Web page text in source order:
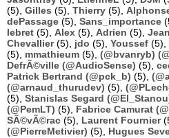
(5), Gilles (5), Thierry (5),
dePassage (5), Sans_importance
lebret (5), Alex (5), Adrien (5),
Chevallier(5), jdo (5), Youssef (5),
(5), mmathieum (5), (@bvanryb)
DefrÃ©ville (@AudioSense) (5),
Patrick Bertrand (@pck_b) (5),
(@arnaud_thurudev) (5),
(5), Stanislas Segard
(@PemLT) (5), Fabrice Camurat
SÃ©vÃ©rac (5), Laurent Fournier
(@PierreMetivier) (5), Hugues